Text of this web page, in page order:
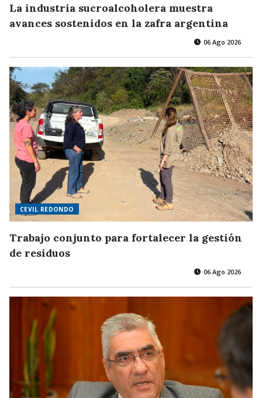
La industria sucroalcoholera muestra
avances sostenidos en la zafra argentina
06 Ago 2026
CEVIL REDONDO
Trabajo conjunto para fortalecer la gestión
de residuos
06 Ago 2026